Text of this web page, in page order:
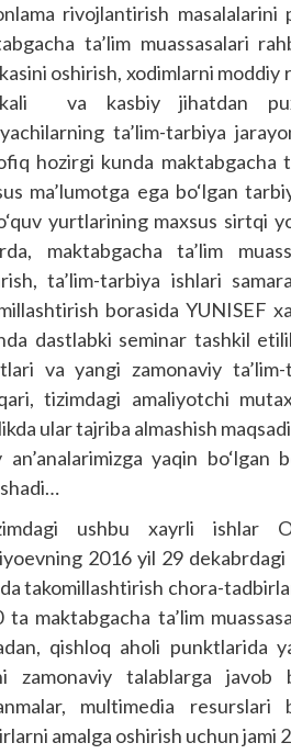
rivojlantirish masalalarini
ta’lim muassasalari
oshirish, xodimlarni
va kasbiy jihatdan
ta’lim-tarbiya
hozirgi kunda maktabgacha
ma’lumotga ega bo‘lgan
yurtlarining maxsus sirtqi
maktabgacha ta’lim
ta’lim-tarbiya ishlari
borasida YUNISEF
dastlabki seminar tashkil
va yangi zamonaviy
tizimdagi amaliyotchi
ular tajriba almashish
an’analarimizga yaqin
ushbu xayrli ishlar
2016 yil 29
takomillashtirish chora-
ta maktabgacha ta’lim
qishloq aholi punktlarida
zamonaviy talablarga javob
multimedia
amalga oshirish uchun jami